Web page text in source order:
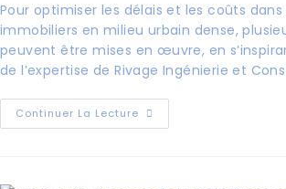
Pour optimiser les délais et les coûts
immobiliers en milieu urbain dense,
peuvent être mises en œuvre, en
de l’expertise de Rivage Ingénierie et
Continuer La Lecture